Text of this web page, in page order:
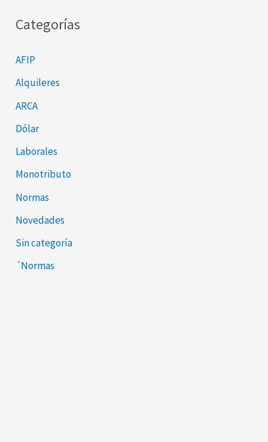
Categorías
AFIP
Alquileres
ARCA
Dólar
Laborales
Monotributo
Normas
Novedades
Sin categoría
´Normas